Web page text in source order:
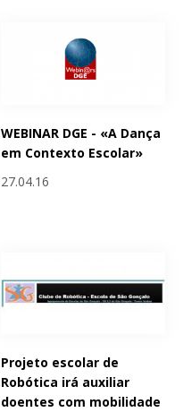
WEBINAR DGE - «A Dança
em Contexto Escolar»
27.04.16
Projeto escolar de
Robótica irá auxiliar
doentes com mobilidade